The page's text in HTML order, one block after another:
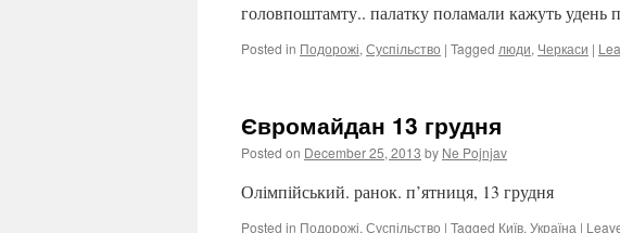
головпоштамту.. палатку поламали кажуть удень
Posted in Подорожі, Суспільство | Tagged люди, Черкаси |
Євромайдан 13 грудня
Posted on December 25, 2013 by Ne Pojnjav
Олімпійський. ранок. п’ятниця, 13 грудня
Posted in Подорожі, Суспільство | Tagged Київ, Україна |